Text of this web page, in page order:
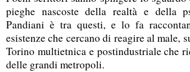
pieghe nascoste della realtà e della
Pandiani è tra questi, e lo fa
esistenze che cercano di reagire al male,
Torino multietnica e postindustriale che
delle grandi metropoli.